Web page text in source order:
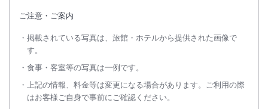
ご注意・ご案内
掲載されている写真は、旅館・ホテルから提供された画像で
す。
食事・客室等の写真は一例です。
上記の情報、料金等は変更になる場合があります。ご利用の際
はお客様ご自身で事前にご確認ください。